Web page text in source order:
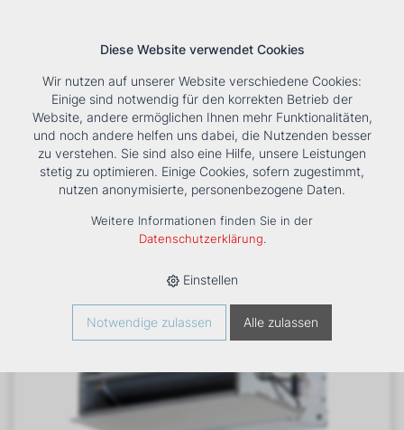
Tools Unternehmen Karriere KontaktSuche
HOME › PRODUKTE › KÄLTE/KLIMA › FANCOILS ›
VENTILATORKONVEKTOR ESTRO FF 7
Diese Website verwendet Cookies
Wir nutzen auf unserer Website verschiedene Cookies:
Einige sind notwendig für den korrekten Betrieb der
Website, andere ermöglichen Ihnen mehr Funktionalitäten,
und noch andere helfen uns dabei, die Nutzenden besser
zu verstehen. Sie sind also eine Hilfe, unsere Leistungen
stetig zu optimieren. Einige Cookies, sofern zugestimmt,
nutzen anonymisierte, personenbezogene Daten.
Weitere Informationen finden Sie in der
Datenschutzerklärung.
Einstellen
Notwendige zulassen Alle zulassen